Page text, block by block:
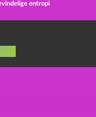
entropi